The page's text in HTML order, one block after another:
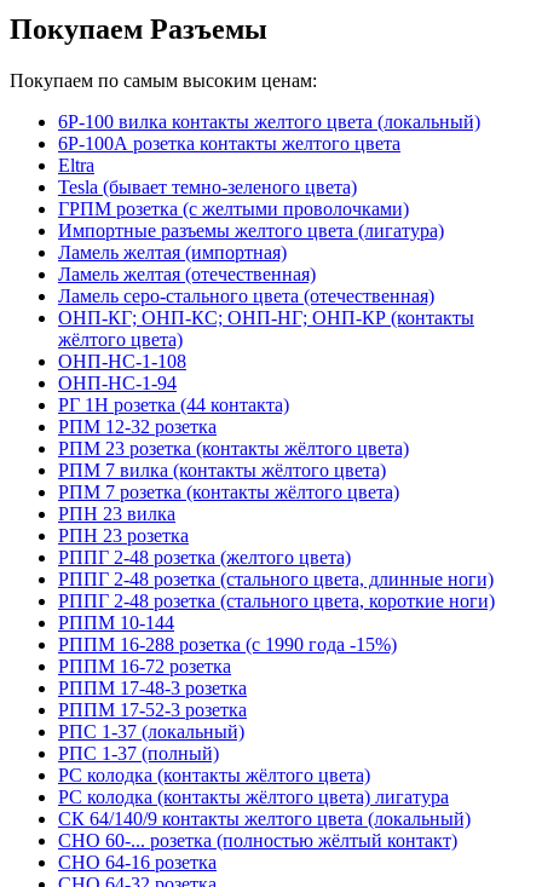
Покупаем Разъемы
Покупаем по самым высоким ценам:
6Р-100 вилка контакты желтого цвета (локальный)
6Р-100А розетка контакты желтого цвета
Eltra
Tesla (бывает темно-зеленого цвета)
ГРПМ розетка (с желтыми проволочками)
Импортные разъемы желтого цвета (лигатура)
Ламель желтая (импортная)
Ламель желтая (отечественная)
Ламель серо-стального цвета (отечественная)
ОНП-КГ; ОНП-КС; ОНП-НГ; ОНП-КР (контакты
жёлтого цвета)
ОНП-НС-1-108
ОНП-НС-1-94
РГ 1Н розетка (44 контакта)
РПМ 12-32 розетка
РПМ 23 розетка (контакты жёлтого цвета)
РПМ 7 вилка (контакты жёлтого цвета)
РПМ 7 розетка (контакты жёлтого цвета)
РПН 23 вилка
РПН 23 розетка
РППГ 2-48 розетка (желтого цвета)
РППГ 2-48 розетка (стального цвета, длинные ноги)
РППГ 2-48 розетка (стального цвета, короткие ноги)
РППМ 10-144
РППМ 16-288 розетка (с 1990 года -15%)
РППМ 16-72 розетка
РППМ 17-48-3 розетка
РППМ 17-52-3 розетка
РПС 1-37 (локальный)
РПС 1-37 (полный)
РС колодка (контакты жёлтого цвета)
РС колодка (контакты жёлтого цвета) лигатура
СК 64/140/9 контакты желтого цвета (локальный)
СНО 60-... розетка (полностью жёлтый контакт)
СНО 64-16 розетка